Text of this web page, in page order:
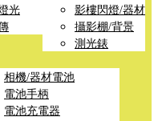
光
影樓閃燈/器材
攝影棚/背景
測光錶
相機/器材電池
電池手柄
電池充電器